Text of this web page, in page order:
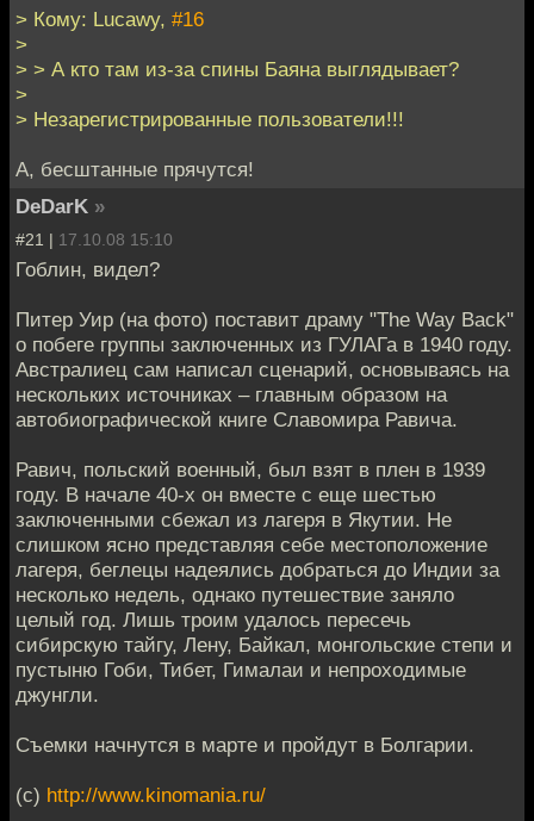
> Кому: Lucawy, #16
>
> > А кто там из-за спины Баяна выглядывает?
>
> Незарегистрированные пользователи!!!
А, бесштанные прячутся!
DeDarK »
#21 | 17.10.08 15:10
Гоблин, видел?
Питер Уир (на фото) поставит драму "The Way Back"
о побеге группы заключенных из ГУЛАГа в 1940 году.
Австралиец сам написал сценарий, основываясь на
нескольких источниках – главным образом на
автобиографической книге Славомира Равича.
Равич, польский военный, был взят в плен в 1939
году. В начале 40-х он вместе с еще шестью
заключенными сбежал из лагеря в Якутии. Не
слишком ясно представляя себе местоположение
лагеря, беглецы надеялись добраться до Индии за
несколько недель, однако путешествие заняло
целый год. Лишь троим удалось пересечь
сибирскую тайгу, Лену, Байкал, монгольские степи и
пустыню Гоби, Тибет, Гималаи и непроходимые
джунгли.
Съемки начнутся в марте и пройдут в Болгарии.
(с) http://www.kinomania.ru/